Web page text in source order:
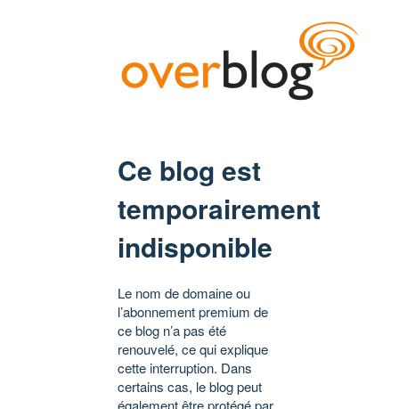
Ce blog est
temporairement
indisponible
Le nom de domaine ou
l’abonnement premium de
ce blog n’a pas été
renouvelé, ce qui explique
cette interruption. Dans
certains cas, le blog peut
également être protégé par